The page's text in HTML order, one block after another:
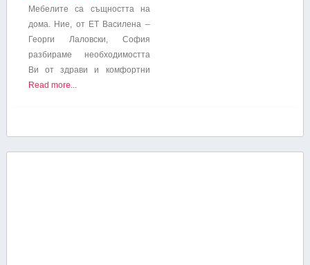
Мебелите са същността на
дома. Ние, от ЕТ Василена –
Георги Лаловски, София
разбираме необходимостта
Ви от здрави и комфортни
Read more...